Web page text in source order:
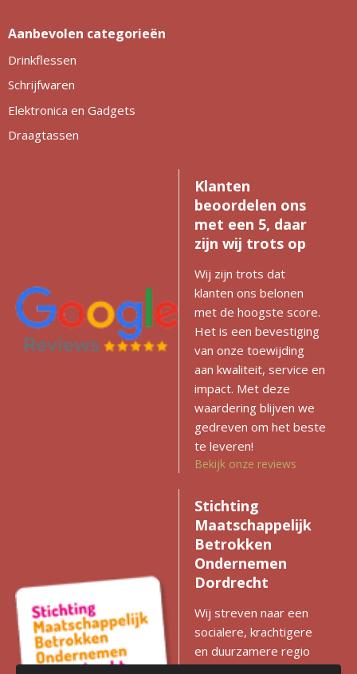
Aanbevolen categorieën
Drinkflessen
Schrijfwaren
Elektronica en Gadgets
Draagtassen
Klanten
beoordelen ons
met een 5, daar
zijn wij trots op
Wij zijn trots dat
klanten ons belonen
met de hoogste score.
Het is een bevestiging
van onze toewijding
aan kwaliteit, service en
impact. Met deze
waardering blijven we
gedreven om het beste
te leveren!
Bekijk onze reviews
Stichting
Maatschappelijk
Betrokken
Ondernemen
Dordrecht
Wij streven naar een
socialere, krachtigere
en duurzamere regio
met gelijke kansen voor